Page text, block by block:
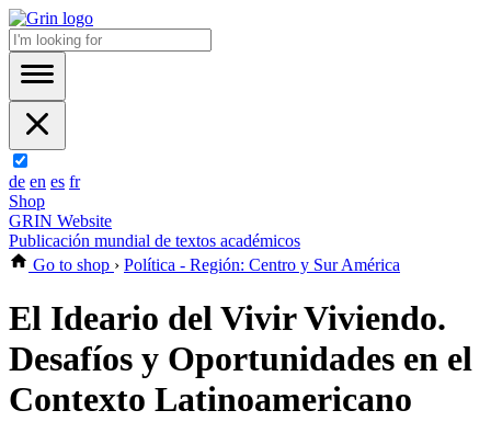
de en es fr
Shop
GRIN Website
Publicación mundial de textos académicos
Go to shop › Política - Región: Centro y Sur América
El Ideario del Vivir Viviendo.
Desafíos y Oportunidades en el
Contexto Latinoamericano